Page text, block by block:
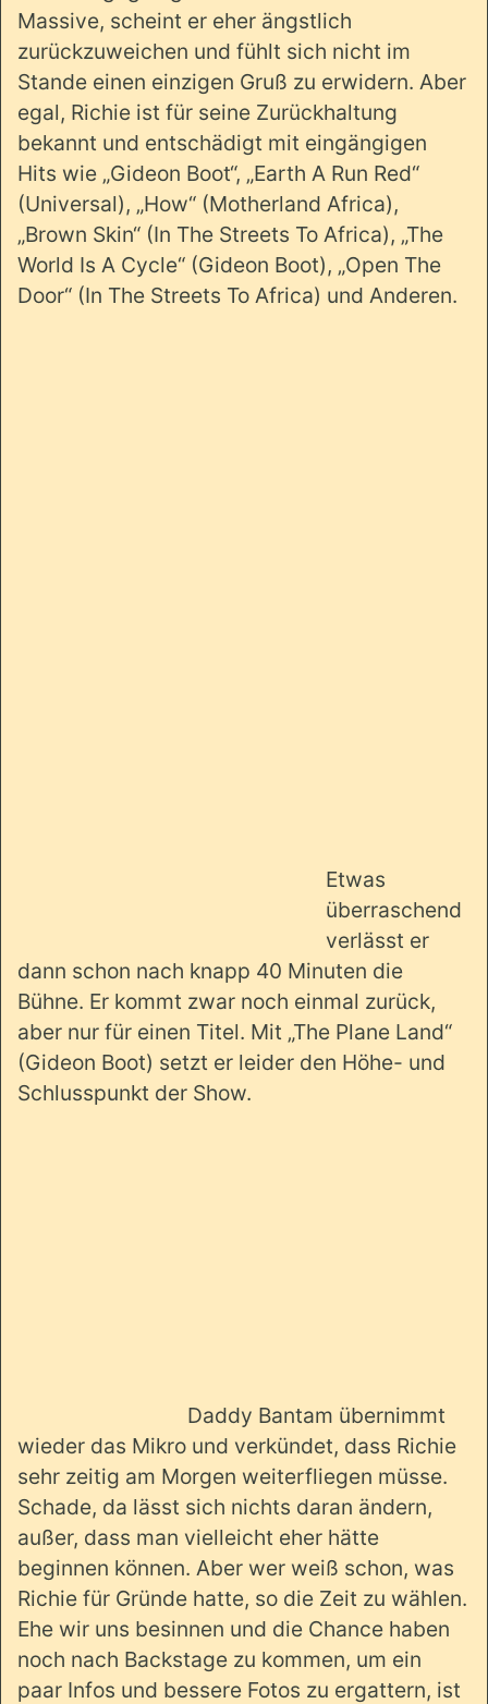
Massive, scheint er eher ängstlich
zurückzuweichen und fühlt sich nicht im
Stande einen einzigen Gruß zu erwidern. Aber
egal, Richie ist für seine Zurückhaltung
bekannt und entschädigt mit eingängigen
Hits wie „Gideon Boot“, „Earth A Run Red“
(Universal), „How“ (Motherland Africa),
„Brown Skin“ (In The Streets To Africa), „The
World Is A Cycle“ (Gideon Boot), „Open The
Door“ (In The Streets To Africa) und Anderen.
Etwas
überraschend
verlässt er
dann schon nach knapp 40 Minuten die
Bühne. Er kommt zwar noch einmal zurück,
aber nur für einen Titel. Mit „The Plane Land“
(Gideon Boot) setzt er leider den Höhe- und
Schlusspunkt der Show.
Daddy Bantam übernimmt
wieder das Mikro und verkündet, dass Richie
sehr zeitig am Morgen weiterfliegen müsse.
Schade, da lässt sich nichts daran ändern,
außer, dass man vielleicht eher hätte
beginnen können. Aber wer weiß schon, was
Richie für Gründe hatte, so die Zeit zu wählen.
Ehe wir uns besinnen und die Chance haben
noch nach Backstage zu kommen, um ein
paar Infos und bessere Fotos zu ergattern, ist